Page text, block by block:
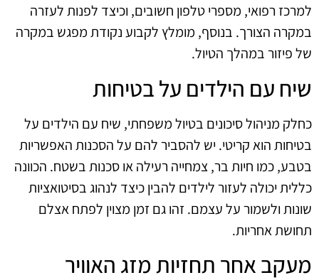
למרכז רפואי, מספרי טלפון חשובים, וכיצד לפנות לעזרה
במקרה הצורך. בנוסף, מומלץ לקבוע נקודת מפגש במקרה
של פיזור במהלך הטיול.
שיח עם הילדים על בטיחות
כחלק מניהול סיכונים בטיול משפחתי, שיח עם הילדים על
בטיחות הוא קריטי. יש להסביר להם על הסכנות האפשריות
בטבע, כמו חיות בר, צמחייה רעילה או סכנות בשטח. הכוונה
כללית יכולה לעזור לילדים להבין כיצד לנהוג בסיטואציות
שונות ולשמור על עצמם. זהו גם זמן מצוין לפתח אצלם
תחושת אחריות.
מעקב אחר תחזיות מזג האוויר